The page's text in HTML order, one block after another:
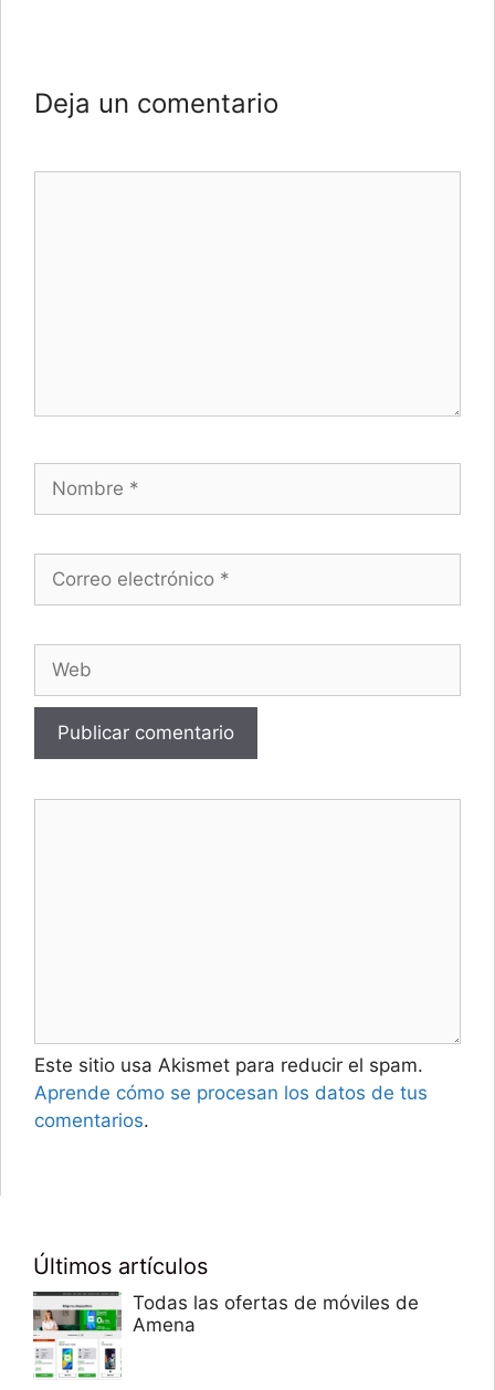
Deja un comentario
Este sitio usa Akismet para reducir el spam.
Aprende cómo se procesan los datos de tus
comentarios.
Últimos artículos
Todas las ofertas de móviles de
Amena